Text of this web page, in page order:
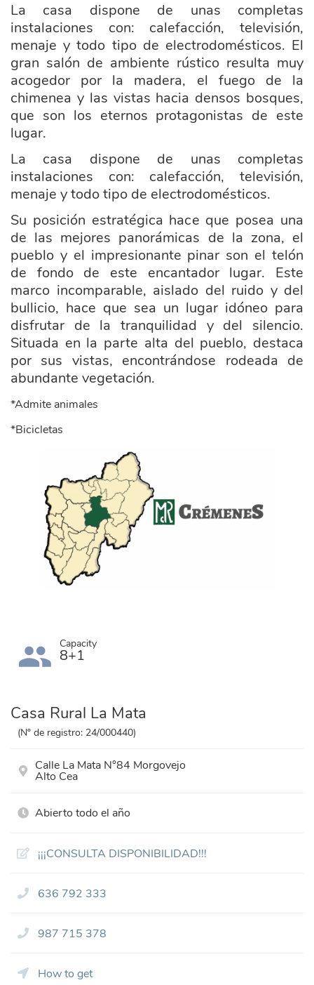
La casa dispone de unas completas
instalaciones con: calefacción, televisión,
menaje y todo tipo de electrodomésticos. El
gran salón de ambiente rústico resulta muy
acogedor por la madera, el fuego de la
chimenea y las vistas hacia densos bosques,
que son los eternos protagonistas de este
lugar.
La casa dispone de unas completas
instalaciones con: calefacción, televisión,
menaje y todo tipo de electrodomésticos.
Su posición estratégica hace que posea una
de las mejores panorámicas de la zona, el
pueblo y el impresionante pinar son el telón
de fondo de este encantador lugar. Este
marco incomparable, aislado del ruido y del
bullicio, hace que sea un lugar idóneo para
disfrutar de la tranquilidad y del silencio.
Situada en la parte alta del pueblo, destaca
por sus vistas, encontrándose rodeada de
abundante vegetación.
*Admite animales
*Bicicletas
ayuntamiento_cremenes.png
Capacity
8+1
Casa Rural La Mata
(Nº de registro: 24/000440)
Calle La Mata N°84 Morgovejo
Alto Cea
Abierto todo el año
¡¡¡CONSULTA DISPONIBILIDAD!!!
636 792 333
987 715 378
How to get